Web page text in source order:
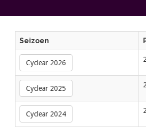
Seizoen
Cyclear 2026
Cyclear 2025
Cyclear 2024